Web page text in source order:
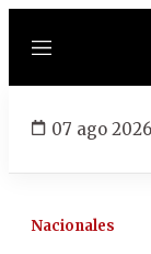
Menú
07 ago 2026
Nacionales